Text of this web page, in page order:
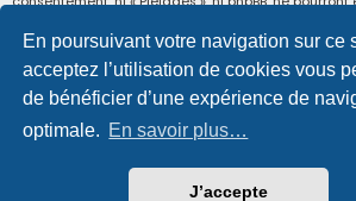
En poursuivant votre navigation sur ce
acceptez l’utilisation de cookies vous
de bénéficier d’une expérience de
optimale. En savoir plus…
J’accepte
responsables en cas de tentative de piratage
compromettre vos données.
Accueil du forum